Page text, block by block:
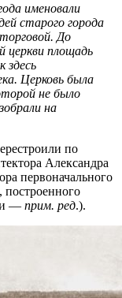
именовали
старого города
До
церкви площадь
здесь
Церковь была
не было
на
по
Александра
первоначального
построенного
— прим. ред.).